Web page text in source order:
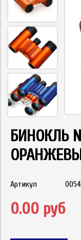
БИНОКЛЬ
Артикул
0.00 руб